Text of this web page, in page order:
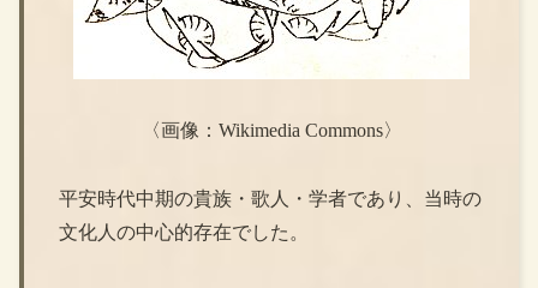
〈画像：Wikimedia Commons〉
平安時代中期の貴族・歌人・学者であり、当時の
文化人の中心的存在でした。